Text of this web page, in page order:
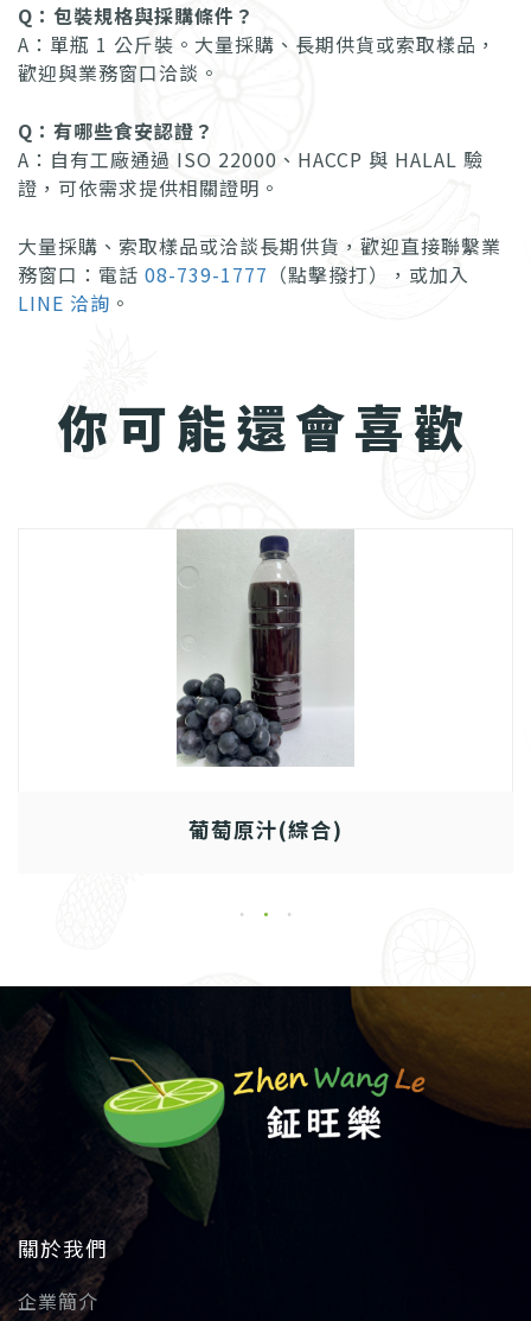
Q：包裝規格與採購條件？
A：單瓶 1 公斤裝。大量採購、長期供貨或索取樣品，
歡迎與業務窗口洽談。
Q：有哪些食安認證？
A：自有工廠通過 ISO 22000、HACCP 與 HALAL 驗
證，可依需求提供相關證明。
大量採購、索取樣品或洽談長期供貨，歡迎直接聯繫業
務窗口：電話 08-739-1777 （點擊撥打），或加入
LINE 洽詢 。
你可能還會喜歡
葡萄原汁(綜合)
關於我們
企業簡介